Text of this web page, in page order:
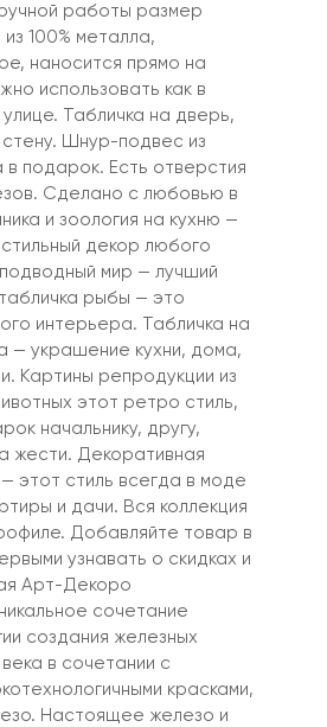
работы размер
100% металла,
наносится прямо на
использовать как в
Табличка на дверь,
Шнур-подвес из
в подарок. Есть отверстия
Сделано с любовью в
и зоология на кухню —
декор любого
мир — лучший
рыбы — это
интерьера. Табличка на
— украшение кухни, дома,
Картины репродукции из
этот ретро стиль,
начальнику, другу,
жести. Декоративная
этот стиль всегда в моде
и дачи. Вся коллекция
Добавляйте товар в
узнавать о скидках и
Арт-Декоро
сочетание
создания железных
в сочетании с
красками,
Настоящее железо и